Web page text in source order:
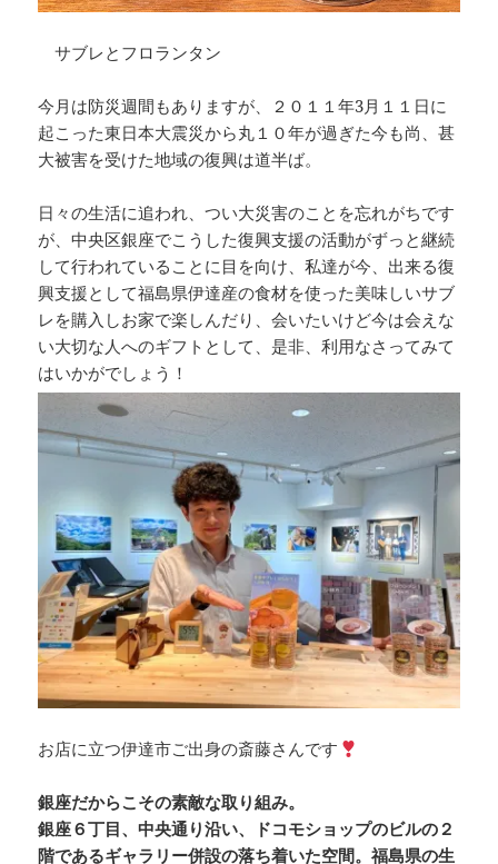
サブレとフロランタン
今月は防災週間もありますが、２０１１年3月１１日に
起こった東日本大震災から丸１０年が過ぎた今も尚、甚
大被害を受けた地域の復興は道半ば。
日々の生活に追われ、つい大災害のことを忘れがちです
が、中央区銀座でこうした復興支援の活動がずっと継続
して行われていることに目を向け、私達が今、出来る復
興支援として福島県伊達産の食材を使った美味しいサブ
レを購入しお家で楽しんだり、会いたいけど今は会えな
い大切な人へのギフトとして、是非、利用なさってみて
はいかがでしょう！
お店に立つ伊達市ご出身の斎藤さんです
銀座だからこその素敵な取り組み。
銀座６丁目、中央通り沿い、ドコモショップのビルの２
階であるギャラリー併設の落ち着いた空間。福島県の生